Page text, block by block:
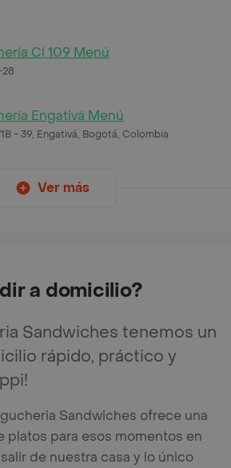
Cl 109 Menú
Engativá Menú
- 39, Engativá, Bogotá, Colombia
Ver más
a domicilio?
Sandwiches tenemos un
rápido, práctico y
Sandwiches ofrece una
platos para esos momentos en
de nuestra casa y lo único